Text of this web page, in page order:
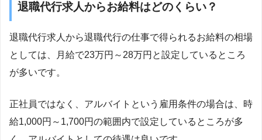
退職代行求人からお給料はどのくらい？
退職代行求人から退職代行の仕事で得られるお給料の相場
としては、月給で23万円～28万円と設定しているところ
が多いです。
正社員ではなく、アルバイトという雇用条件の場合は、時
給1,000円～1,700円の範囲内で設定しているところが多